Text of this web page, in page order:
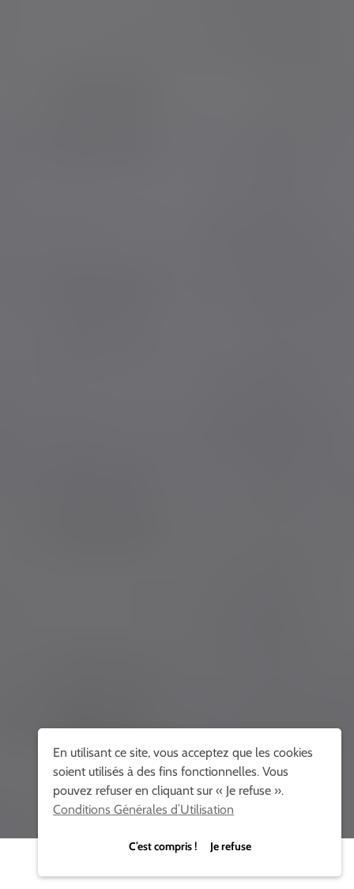
En utilisant ce site, vous acceptez que les cookies
soient utilisés à des fins fonctionnelles. Vous
pouvez refuser en cliquant sur « Je refuse ».
Conditions Générales d’Utilisation
C’est compris ! Je refuse